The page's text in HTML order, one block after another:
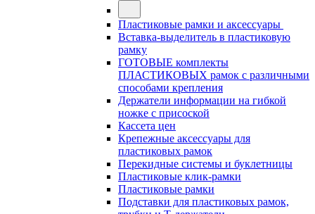
Пластиковые рамки и аксессуары
Вставка-выделитель в пластиковую
рамку
ГОТОВЫЕ комплекты
ПЛАСТИКОВЫХ рамок с различными
способами крепления
Держатели информации на гибкой
ножке с присоской
Кассета цен
Крепежные аксессуары для
пластиковых рамок
Перекидные системы и буклетницы
Пластиковые клик-рамки
Пластиковые рамки
Подставки для пластиковых рамок,